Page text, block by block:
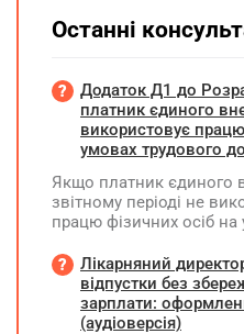
Останні
Додаток Д1 до
платник єдиного
використовує
умовах трудового
Якщо платник єдиного
звітному періоді не
працю фізичних осіб на
на інших умовах,
законодавством,
Додаток ФІЗ-Д1 за
період не подається
Лікарняний
відпустки без
зарплати:
(аудіоверсія)